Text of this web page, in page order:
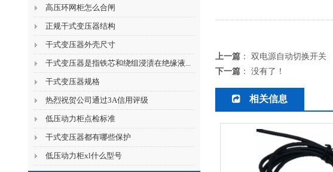
高压环网柜怎么合闸
正规干式变压器结构
干式变压器外壳尺寸
干式变压器是指铁芯和绕组浸渍在绝缘液...
干式变压器规格
热烈祝贺公司通过3A信用评级
低压动力柜点检标准
干式变压器都有哪些保护
低压动力柜xl什么型号
上一篇： 双电源自动切换开关
下一篇： 没有了！
相关信息